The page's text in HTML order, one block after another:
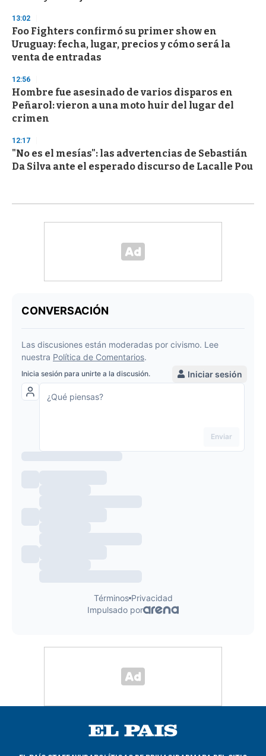
13:02
Foo Fighters confirmó su primer show en
Uruguay: fecha, lugar, precios y cómo será la
venta de entradas
12:56
Hombre fue asesinado de varios disparos en
Peñarol: vieron a una moto huir del lugar del
crimen
12:17
"No es el mesías": las advertencias de Sebastián
Da Silva ante el esperado discurso de Lacalle Pou